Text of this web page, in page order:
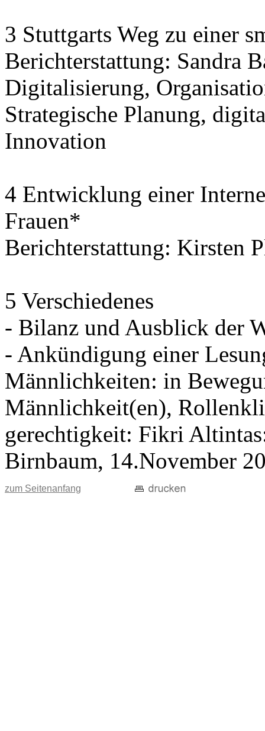
3 Stuttgarts Weg zu einer
Berichterstattung: Sandra
Digitalisierung,
Strategische Planung,
Innovation
4 Entwicklung einer
Frauen*
Berichterstattung: Kirsten
5 Verschiedenes
- Bilanz und Ausblick der
- Ankündigung einer
Männlichkeiten: in
Männlichkeit(en),
gerechtigkeit: Fikri
Birnbaum, 14.November
zum Seitenanfang